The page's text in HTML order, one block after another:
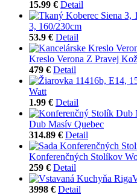
15.99 € Detail
3, 160/230cm
53.9 € Detail
Kreslo Verona Z Pravej
479 € Detail
Watt
1.99 € Detail
Dub Masív Quebec
314.89 € Detail
Konferenčných Stolíkov
259 € Detail
3998 € Detail